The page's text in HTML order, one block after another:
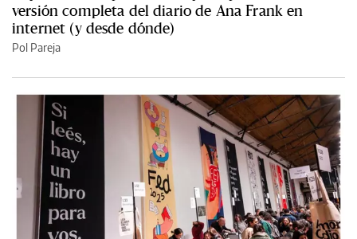
versión completa del diario de Ana Frank en
internet (y desde dónde)
Pol Pareja